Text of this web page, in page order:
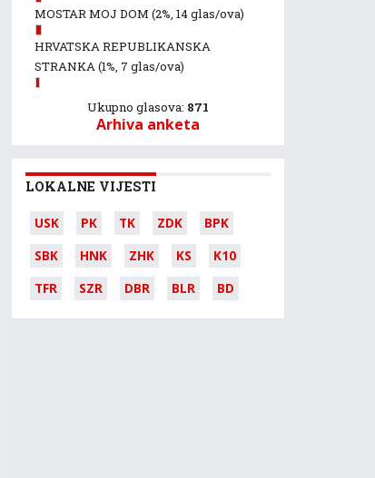
MOSTAR MOJ DOM (2%, 14 glas/ova)
HRVATSKA REPUBLIKANSKA
STRANKA(1%, 7 glas/ova)
Ukupno glasova: 871
Arhiva anketa
LOKALNE VIJESTI
USK PK TK ZDK
BPK
SBK
HNK ZHK KS
K10
TFR
SZR DBR BLR BD